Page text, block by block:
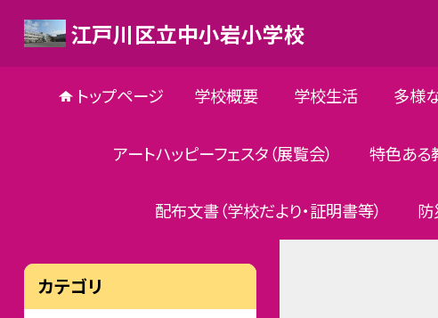
江戸川区立中小岩小学校
トップページ 学校概要 学校生活 多様
アートハッピーフェスタ（展覧会） 特色ある
配布文書（学校だより・証明書等） 防
カテゴリ